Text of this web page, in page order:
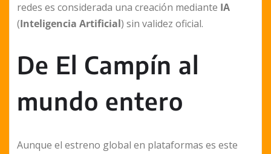
redes es considerada una creación mediante IA
(Inteligencia Artificial) sin validez oficial.
De El Campín al
mundo entero
Aunque el estreno global en plataformas es este